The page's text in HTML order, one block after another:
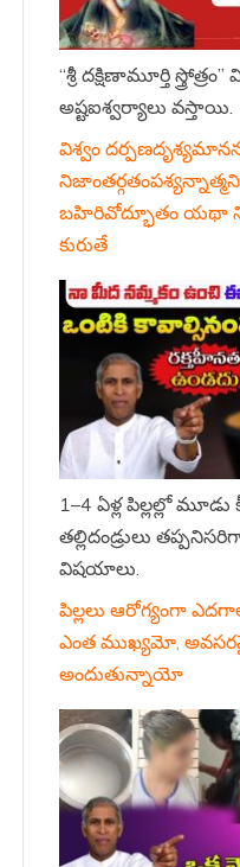
“శ్రీ దక్షిణామూర్తి
అష్టఐశ్వర్యాలు వస్తాయి.
విశ్వం
బహిరివోద్భూతం యథా
కురుతే
1–4 ఏళ్ల పిల్లల్లో
తల్లిదండ్రులు
విషయాలు.
పిల్లలు ఆరోగ్యంగా
ఎంత ముఖ్యమో,
అందుతున్నాయో